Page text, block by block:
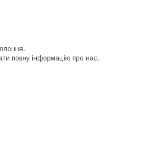
повну інформацію про нас,